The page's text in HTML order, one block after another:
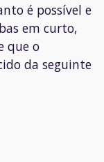
é possível e
em curto,
que o
da seguinte